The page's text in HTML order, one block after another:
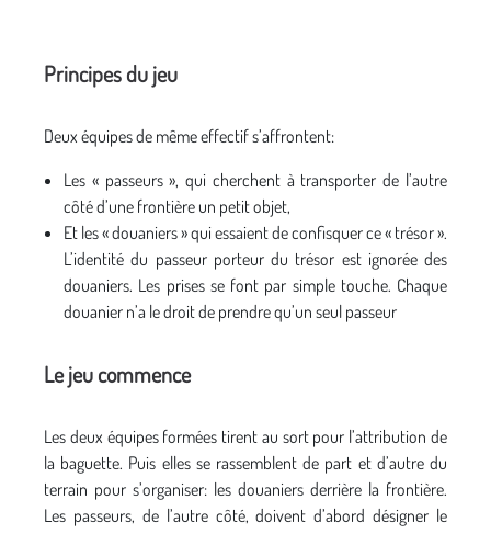
Principes du jeu
Deux équipes de même effectif s’affrontent:
Les « passeurs », qui cherchent à transporter de l’autre
côté d’une frontière un petit objet,
Et les « douaniers » qui essaient de confisquer ce « trésor ».
L’identité du passeur porteur du trésor est ignorée des
douaniers. Les prises se font par simple touche. Chaque
douanier n’a le droit de prendre qu’un seul passeur
Le jeu commence
Les deux équipes formées tirent au sort pour l’attribution de
la baguette. Puis elles se rassemblent de part et d’autre du
terrain pour s’organiser: les douaniers derrière la frontière.
Les passeurs, de l’autre côté, doivent d’abord désigner le